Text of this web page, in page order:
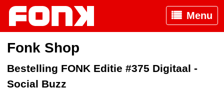
Menu
Fonk Shop
Bestelling FONK Editie #375 Digitaal -
Social Buzz